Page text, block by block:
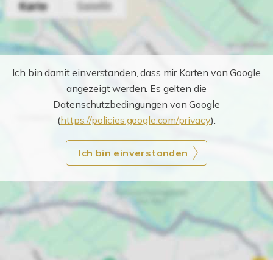
Ich bin damit einverstanden, dass mir Karten von Google
angezeigt werden. Es gelten die
Datenschutzbedingungen von Google
(https://policies.google.com/privacy).
Ich bin einverstanden